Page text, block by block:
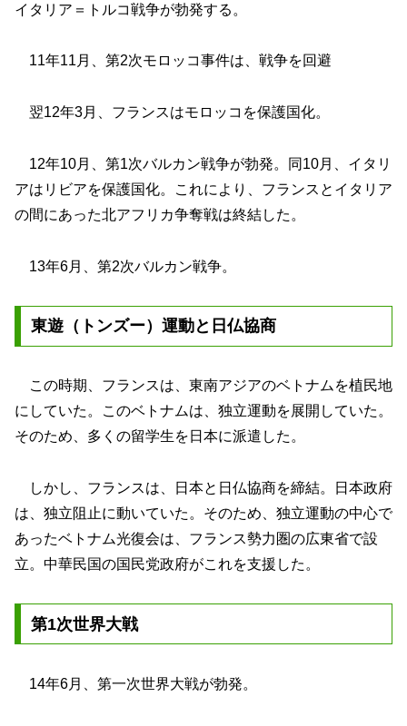
イタリア＝トルコ戦争が勃発する。
11年11月、第2次モロッコ事件は、戦争を回避
翌12年3月、フランスはモロッコを保護国化。
12年10月、第1次バルカン戦争が勃発。同10月、イタリ
アはリビアを保護国化。これにより、フランスとイタリア
の間にあった北アフリカ争奪戦は終結した。
13年6月、第2次バルカン戦争。
東遊（トンズー）運動と日仏協商
この時期、フランスは、東南アジアのベトナムを植民地
にしていた。このベトナムは、独立運動を展開していた。
そのため、多くの留学生を日本に派遣した。
しかし、フランスは、日本と日仏協商を締結。日本政府
は、独立阻止に動いていた。そのため、独立運動の中心で
あったベトナム光復会は、フランス勢力圏の広東省で設
立。中華民国の国民党政府がこれを支援した。
第1次世界大戦
14年6月、第一次世界大戦が勃発。